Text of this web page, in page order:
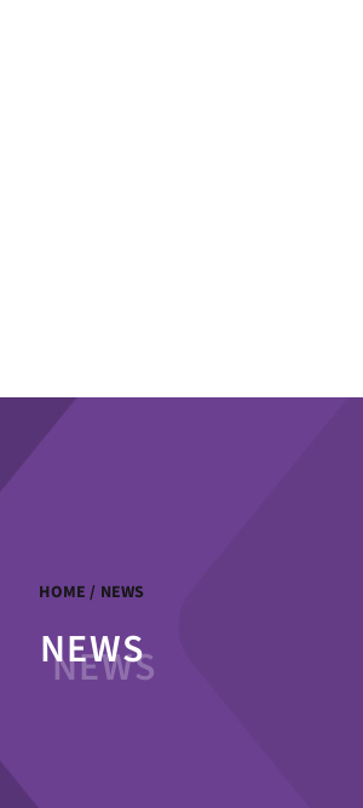
HOME / NEWS
NEWS